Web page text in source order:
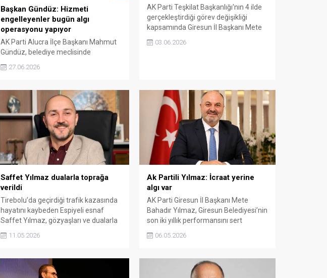
Başkan Gündüz: Hizmeti
engelleyenler bugün algı
operasyonu yapıyor
AK Parti Alucra İlçe Başkanı Mahmut
Gündüz, belediye meclisinde
reddedilen bir protokolün ilçedeki
asfalt çalışmalarını sekteye uğrattığını
27.06.2026
AK Parti Teşkilat Başkanlığı'nın 4 ilde
gerçekleştirdiği görev değişikliği
kapsamında Giresun İl Başkanı Mete
kent siyasetinde geniş yankı uyandırdı.
03.06.2026
Saffet Yılmaz dualarla toprağa
verildi
Tirebolu’da geçirdiği trafik kazasında
hayatını kaybeden Espiyeli esnaf
Saffet Yılmaz, gözyaşları ve dualarla
törenine siyaset, iş dünyası ve çok
11.05.2026
Ak Partili Yılmaz: İcraat yerine
algı var
AK Parti Giresun İl Başkanı Mete
Bahadır Yılmaz, Giresun Belediyesi’nin
son iki yıllık performansını sert
yönetiminin somut hizmet
yerine getirilmediğini öne sürdü.
06.05.2026